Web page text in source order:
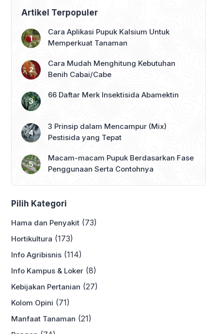
Artikel Terpopuler
Cara Aplikasi Pupuk Kalsium Untuk
Memperkuat Tanaman
Cara Mudah Menghitung Kebutuhan
Benih Cabai/Cabe
66 Daftar Merk Insektisida Abamektin
3 Prinsip dalam Mencampur (Mix)
Pestisida yang Tepat
Macam-macam Pupuk Berdasarkan Fase
Penggunaan Serta Contohnya
Pilih Kategori
Hama dan Penyakit (73)
Hortikultura (173)
Info Agribisnis (114)
Info Kampus & Loker (8)
Kebijakan Pertanian (27)
Kolom Opini (71)
Manfaat Tanaman (21)